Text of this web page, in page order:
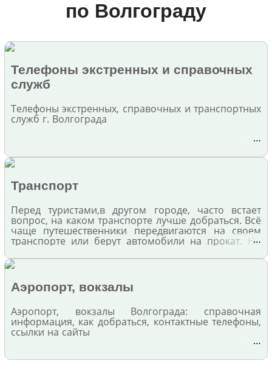
по Волгограду
Телефоны экстренных и справочных
служб
Телефоны экстренных, справочных и транспортных
служб г. Волгограда
…
Транспорт
Перед туристами,в другом городе, часто встает
вопрос, на каком транспорте лучше добраться. Всё
чаще путешественники передвигаются на своем
транспорте или берут автомобили на прокат. Но
приходится выбирать общественный транспорт
или услуги такси. Уверяем, общественный
транспорт не всегда "кошмар"! Традиционно в
Волгограде есть трамваи, троллейбусы, автобусы,
единственный в своем роде, метротрам
…
Аэропорт, вокзалы
Аэропорт, вокзалы Волгограда: справочная
информация, как добраться, контактные телефоны,
ссылки на сайты
…